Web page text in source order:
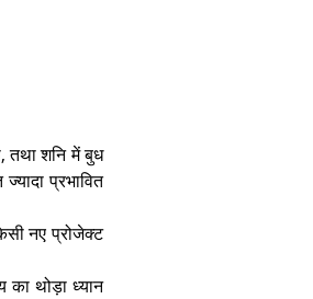
तथा शनि में बुध
प्रभावित
नए प्रोजेक्ट
थोड़ा ध्यान